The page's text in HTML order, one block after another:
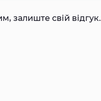
залиште свій відгук.